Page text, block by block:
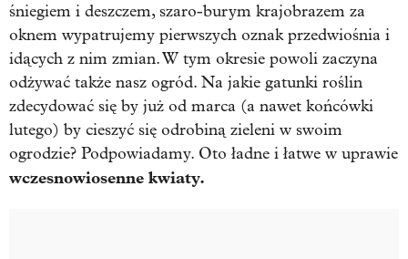
śniegiem i deszczem, szaro-burym krajobrazem za
oknem wypatrujemy pierwszych oznak przedwiośnia i
idących z nim zmian. W tym okresie powoli zaczyna
odżywać także nasz ogród. Na jakie gatunki roślin
zdecydować się by już od marca (a nawet końcówki
lutego) by cieszyć się odrobiną zieleni w swoim
ogrodzie? Podpowiadamy. Oto ładne i łatwe w uprawie
wczesnowiosenne kwiaty.